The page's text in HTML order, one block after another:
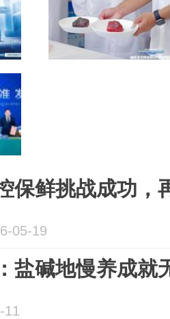
保鲜挑战成功，
05-19
盐碱地慢养成就
11